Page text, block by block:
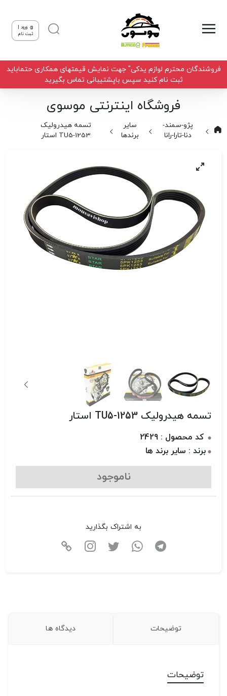
ورود |
ثبت نام
فروشندگان محترم لوازم یدکی" جهت نمایش قیمتهای همکاری حتماباید
ثبت نام کنید سپس باپشتیبانی تماس بگیرید
فروشگاه اینترنتی موسوی
پژو-سمند-
دنا-تارا-رانا
سایر
برندها
تسمه هیدرولیک
1253-TU5 استار
تسمه هیدرولیک 1253-TU5 استار
کد محصول : 2429
برند : سایر برند ها
ناموجود
به اشتراک بگذارید
توضیحات دیدگاه ها
توضیحات